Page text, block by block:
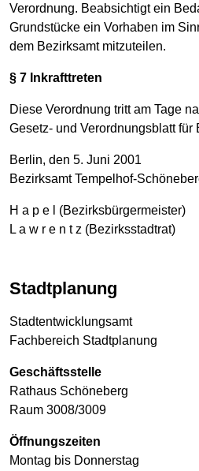
Verordnung. Beabsichtigt ein
Grundstücke ein Vorhaben im
dem Bezirksamt mitzuteilen.
§ 7 Inkrafttreten
Diese Verordnung tritt am Tage
Gesetz- und Verordnungsblatt für
Berlin, den 5. Juni 2001
Bezirksamt Tempelhof-
H a p e l (Bezirksbürgermeister)
L a w r e n t z (Bezirksstadtrat)
Stadtplanung
Stadtentwicklungsamt
Fachbereich Stadtplanung
Geschäftsstelle
Rathaus Schöneberg
Raum 3008/3009
Öffnungszeiten
Montag bis Donnerstag